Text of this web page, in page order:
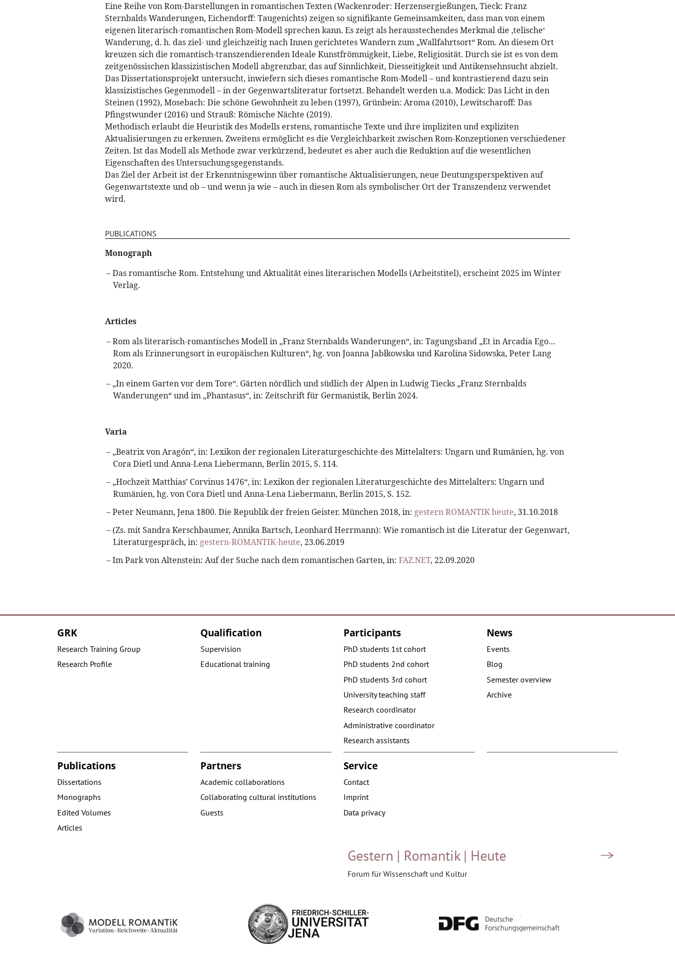
Eine Reihe von Rom-Darstellungen in romantischen Texten (Wackenroder: Herzensergießungen, Tieck: Franz
Sternbalds Wanderungen, Eichendorff: Taugenichts) zeigen so signifikante Gemeinsamkeiten, dass man von einem
eigenen literarisch-romantischen Rom-Modell sprechen kann. Es zeigt als herausstechendes Merkmal die ‚telische‘
Wanderung, d. h. das ziel- und gleichzeitig nach Innen gerichtetes Wandern zum „Wallfahrtsort“ Rom. An diesem Ort
kreuzen sich die romantisch-transzendierenden Ideale Kunstfrömmigkeit, Liebe, Religiosität. Durch sie ist es von dem
zeitgenössischen klassizistischen Modell abgrenzbar, das auf Sinnlichkeit, Diesseitigkeit und Antikensehnsucht abzielt.
Das Dissertationsprojekt untersucht, inwiefern sich dieses romantische Rom-Modell – und kontrastierend dazu sein
klassizistisches Gegenmodell – in der Gegenwartsliteratur fortsetzt. Behandelt werden u.a. Modick: Das Licht in den
Steinen (1992), Mosebach: Die schöne Gewohnheit zu leben (1997), Grünbein: Aroma (2010), Lewitscharoff: Das
Pfingstwunder (2016) und Strauß: Römische Nächte (2019).
Methodisch erlaubt die Heuristik des Modells erstens, romantische Texte und ihre impliziten und expliziten
Aktualisierungen zu erkennen. Zweitens ermöglicht es die Vergleichbarkeit zwischen Rom-Konzeptionen verschiedener
Zeiten. Ist das Modell als Methode zwar verkürzend, bedeutet es aber auch die Reduktion auf die wesentlichen
Eigenschaften des Untersuchungsgegenstands.
Das Ziel der Arbeit ist der Erkenntnisgewinn über romantische Aktualisierungen, neue Deutungsperspektiven auf
Gegenwartstexte und ob – und wenn ja wie – auch in diesen Rom als symbolischer Ort der Transzendenz verwendet
wird.
PUBLICATIONS
Monograph
Das romantische Rom. Entstehung und Aktualität eines literarischen Modells (Arbeitstitel), erscheint 2025 im Winter
Verlag.
Articles
Rom als literarisch-romantisches Modell in „Franz Sternbalds Wanderungen“, in: Tagungsband „Et in Arcadia Ego…
Rom als Erinnerungsort in europäischen Kulturen“, hg. von Joanna Jabłkowska und Karolina Sidowska, Peter Lang
2020.
„In einem Garten vor dem Tore“. Gärten nördlich und südlich der Alpen in Ludwig Tiecks „Franz Sternbalds
Wanderungen“ und im „Phantasus“, in: Zeitschrift für Germanistik, Berlin 2024.
Varia
„Beatrix von Aragón“, in: Lexikon der regionalen Literaturgeschichte des Mittelalters: Ungarn und Rumänien, hg. von
Cora Dietl und Anna-Lena Liebermann, Berlin 2015, S. 114.
„Hochzeit Matthiasʼ Corvinus 1476“, in: Lexikon der regionalen Literaturgeschichte des Mittelalters: Ungarn und
Rumänien, hg. von Cora Dietl und Anna-Lena Liebermann, Berlin 2015, S. 152.
Peter Neumann, Jena 1800. Die Republik der freien Geister. München 2018, in: gestern ROMANTIK heute, 31.10.2018
(Zs. mit Sandra Kerschbaumer, Annika Bartsch, Leonhard Herrmann): Wie romantisch ist die Literatur der Gegenwart,
Literaturgespräch, in: gestern-ROMANTIK-heute, 23.06.2019
Im Park von Altenstein: Auf der Suche nach dem romantischen Garten, in:FAZ.NET, 22.09.2020
GRK
Research Training Group
Research Profile
Qualification
Supervision
Educational training
Participants
PhD students 1st cohort
PhD students 2nd cohort
PhD students 3rd cohort
University teaching staff
Research coordinator
Administrative coordinator
Research assistants
News
Events
Blog
Semester overview
Archive
Publications
Dissertations
Monographs
Edited Volumes
Articles
Partners
Academic collaborations
Collaborating cultural institutions
Guests
Service
Contact
Imprint
Data privacy
Gestern | Romantik | Heute
Forum für Wissenschaft und Kultur